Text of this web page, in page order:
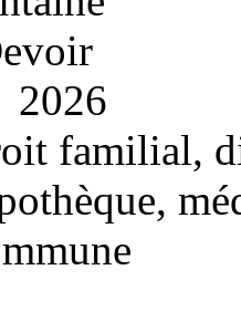
2026
familial,